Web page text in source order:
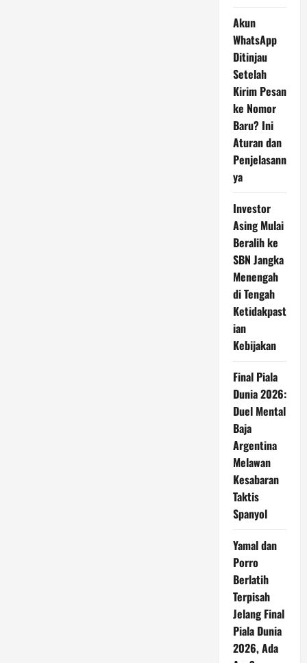
Akun
WhatsApp
Ditinjau
Setelah
Kirim Pesan
ke Nomor
Baru? Ini
Aturan dan
Penjelasann
ya
Investor
Asing Mulai
Beralih ke
SBN Jangka
Menengah
di Tengah
Ketidakpast
ian
Kebijakan
Final Piala
Dunia 2026:
Duel Mental
Baja
Argentina
Melawan
Kesabaran
Taktis
Spanyol
Yamal dan
Porro
Berlatih
Terpisah
Jelang Final
Piala Dunia
2026, Ada